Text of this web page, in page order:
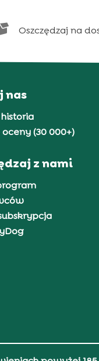
Oszczędzaj na
nas
historia
oceny (30 000+)
z nami